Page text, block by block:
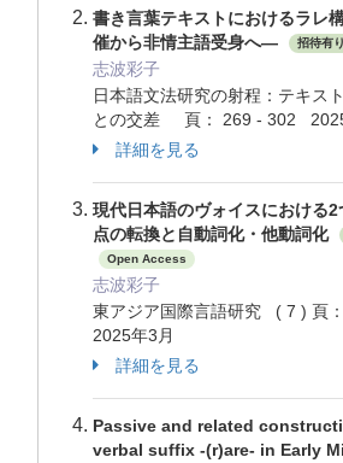
書き言葉テキストにおけるラレ
催から非情主語受身へ―
招待有り
志波彩子
日本語文法研究の射程：テキス
との交差 頁： 269 - 302
詳細を見る
現代日本語のヴォイスにおける
点の転換と自動詞化・他動詞化
Open Access
志波彩子
東アジア国際言語研究 ( 7 ) 頁
2025年3月
詳細を見る
Passive and related
verbal suffix -(r)are- in Early